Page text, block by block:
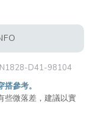
D41-98104
參考。
些微落差，建議以實